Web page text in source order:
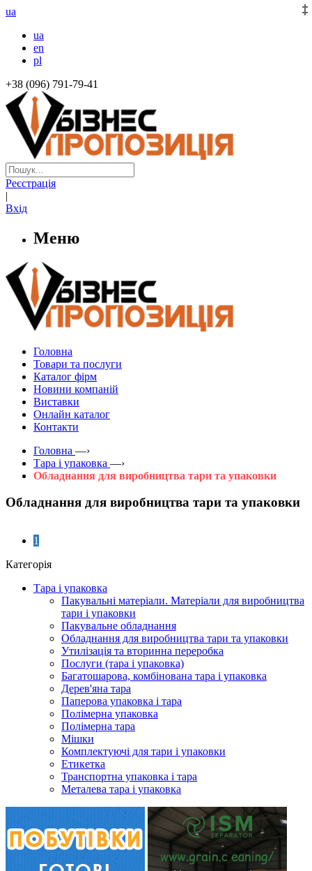
ua
ua
en
pl
+38 (096) 791-79-41
Реєстрація
|
Вхід
Меню
Головна
Товари та послуги
Каталог фірм
Новини компаній
Виставки
Онлайн каталог
Контакти
Головна —›
Тара і упаковка —›
Обладнання для виробництва тари та упаковки
Обладнання для виробництва тари та упаковки
1
Категорія
Тара і упаковка
Пакувальні матеріали. Матеріали для виробництва
тари і упаковки
Пакувальне обладнання
Обладнання для виробництва тари та упаковки
Утилізація та вторинна переробка
Послуги (тара і упаковка)
Багатошарова, комбінована тара і упаковка
Дерев'яна тара
Паперова упаковка і тара
Полімерна упаковка
Полімерна тара
Мішки
Комплектуючі для тари і упаковки
Етикетка
Транспортна упаковка і тара
Металева тара і упаковка